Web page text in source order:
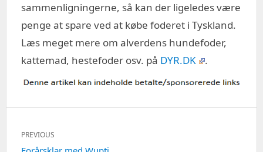
sammenligningerne, så kan der ligeledes være
penge at spare ved at købe foderet i Tyskland.
Læs meget mere om alverdens hundefoder,
kattemad, hestefoder osv. på DYR.DK .
Indlægsnavigation
PREVIOUS